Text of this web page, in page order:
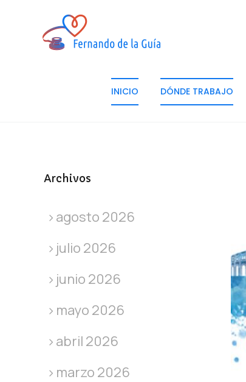
INICIO DÓNDE TRABAJO
Archivos
agosto 2026
julio 2026
junio 2026
mayo 2026
abril 2026
marzo 2026